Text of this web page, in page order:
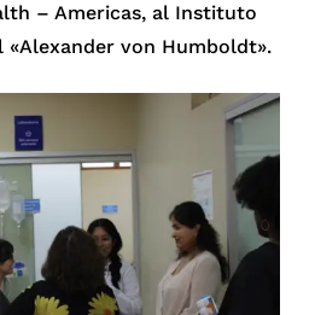
– Americas, al Instituto
«Alexander von Humboldt».